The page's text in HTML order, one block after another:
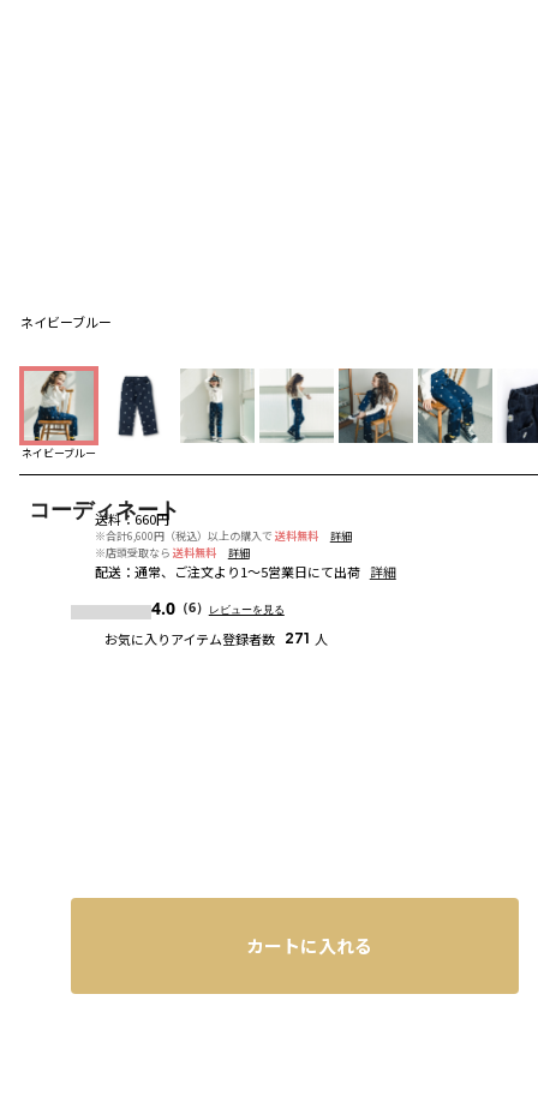
ネイビーブルー
ネイビーブルー
コーディネート
送料：660円
※合計6,600円（税込）以上の購入で 送料無料
詳細
※店頭受取なら 送料無料 詳細
配送： 通常、ご注文より1～5営業日にて出荷 詳細
4.0（6） レビューを見る
お気に入りアイテム登録者数 271 人
カートに入れる